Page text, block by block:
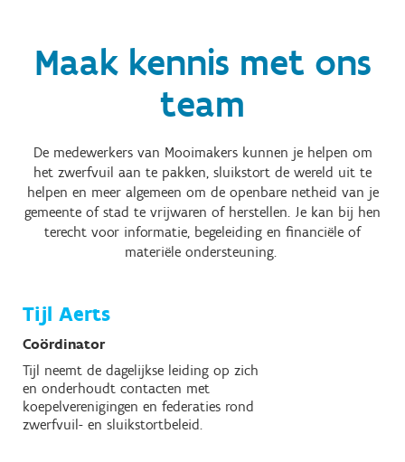
Maak kennis met ons
team
De medewerkers van Mooimakers kunnen je helpen om
het zwerfvuil aan te pakken, sluikstort de wereld uit te
helpen en meer algemeen om de openbare netheid van je
gemeente of stad te vrijwaren of herstellen. Je kan bij hen
terecht voor informatie, begeleiding en financiële of
materiële ondersteuning.
Tijl Aerts
Coördinator
Tijl neemt de dagelijkse leiding op zich
en onderhoudt contacten met
koepelverenigingen en federaties rond
zwerfvuil- en sluikstortbeleid.